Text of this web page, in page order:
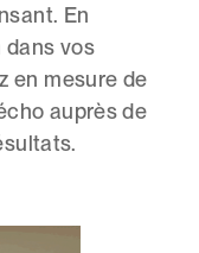
En
vos
en mesure de
auprès de